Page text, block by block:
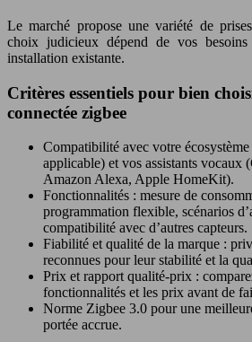
Le marché propose une variété de
choix judicieux dépend de vos
installation existante.
Critères essentiels pour bien
connectée zigbee
Compatibilité avec votre
applicable) et vos assistants vocaux
Amazon Alexa, Apple HomeKit).
Fonctionnalités : mesure de
programmation flexible, scénarios
compatibilité avec d’autres capteurs.
Fiabilité et qualité de la marque :
reconnues pour leur stabilité et la
Prix et rapport qualité-prix :
fonctionnalités et les prix avant de
Norme Zigbee 3.0 pour une
portée accrue.